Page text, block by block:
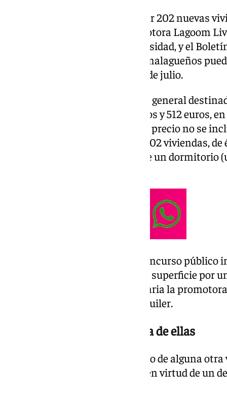
Se abre el proceso para adjudicar 202 nuevas
destinadas al alquiler. La promotora Lagoom
inmuebles en el Distrito Universidad, y el
lanzado las bases para que los malagueños
plazo estará abierto del 13 al 31 de julio.
Serán 202 viviendas de régimen general
renta oscilará entre los 446 euros y 512 euros,
vivienda, garaje y trastero. En el precio no se
agua. La promoción consta de 202 viviendas,
(ocho de ellas adaptadas) y 16 de un
La parcela formó parte de un concurso
para la licitación del derecho de superficie por
concurso que resultó adjudicataria la
construcción de 530 VPO en alquiler.
Requisitos para solicitar una de ellas
– No ser titular de pleno dominio de alguna
estar en posesión de la misma en virtud de un